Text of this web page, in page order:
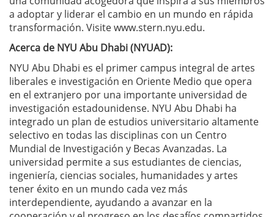
a adoptar y liderar el cambio en un mundo en rápida
transformación. Visite www.stern.nyu.edu.
Acerca de NYU Abu Dhabi (NYUAD):
NYU Abu Dhabi es el primer campus integral de artes
liberales e investigación en Oriente Medio que opera
en el extranjero por una importante universidad de
investigación estadounidense. NYU Abu Dhabi ha
integrado un plan de estudios universitario altamente
selectivo en todas las disciplinas con un Centro
Mundial de Investigación y Becas Avanzadas. La
universidad permite a sus estudiantes de ciencias,
ingeniería, ciencias sociales, humanidades y artes
tener éxito en un mundo cada vez más
interdependiente, ayudando a avanzar en la